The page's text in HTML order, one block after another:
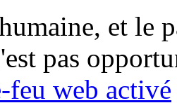
et le
pas
feu web activé